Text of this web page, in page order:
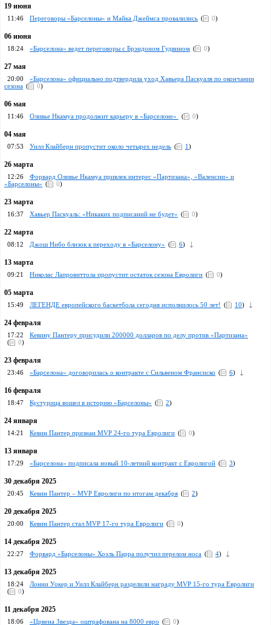
19 июня
11:46 Переговоры «Барселоны» и Майка Джеймса провалились ( 0)
06 июня
18:24 «Барселона» ведет переговоры с Брэндоном Гудвином ( 0)
27 мая
20:00
«Барселона» официально подтвердила уход Хавьера Паскуаля по окончании
сезона ( 0)
06 мая
11:46 Оливье Нкамуа продолжит карьеру в «Барселоне» ( 0)
04 мая
07:53 Уилл Клайберн пропустит около четырех недель ( 1)
26 марта
12:26
Форвард Оливье Нкамуа привлек интерес «Партизана», «Валенсии» и
«Барселоны» ( 0)
23 марта
16:37 Хавьер Паскуаль: «Никаких подписаний не будет» ( 0)
22 марта
08:12 Джош Нибо близок к переходу в «Барселону» ( 6)
13 марта
09:21 Николас Лапровиттола пропустит остаток сезона Евролиги ( 0)
05 марта
15:49 ЛЕГЕНДЕ европейского баскетбола сегодня исполнилось 50 лет! ( 10)
24 февраля
17:22
Кевину Пантеру присудили 200000 долларов по делу против «Партизана»
(
0)
23 февраля
23:46 «Барселона» договорилась о контракте с Сильвеном Франсиско ( 6)
16 февраля
18:47 Кустурица вошел в историю «Барселоны» ( 2)
24 января
14:21 Кевин Пантер признан MVP 24-го тура Евролиги ( 0)
13 января
17:29 «Барселона» подписала новый 10-летний контракт с Евролигой ( 3)
30 декабря 2025
20:45 Кевин Пантер – MVP Евролиги по итогам декабря ( 2)
20 декабря 2025
20:00 Кевин Пантер стал MVP 17-го тура Евролиги ( 0)
14 декабря 2025
22:27 Форвард «Барселоны» Хоэль Парра получил перелом носа ( 4)
13 декабря 2025
18:24
Лонни Уокер и Уилл Клайберн разделили награду MVP 15-го тура Евролиги
(
0)
11 декабря 2025
18:06 «Црвена Звезда» оштрафована на 8000 евро ( 0)